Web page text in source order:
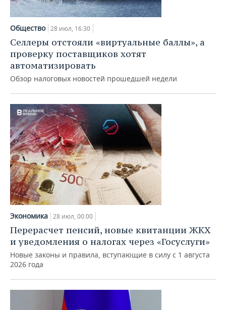
Общество 28 июл, 16:30
Селлеры отстояли «виртуальные баллы», а
проверку поставщиков хотят
автоматизировать
Обзор налоговых новостей прошедшей недели
Экономика 28 июл, 00:00
Перерасчет пенсий, новые квитанции ЖКХ
и уведомления о налогах через «Госуслуги»
Новые законы и правила, вступающие в силу с 1 августа
2026 года